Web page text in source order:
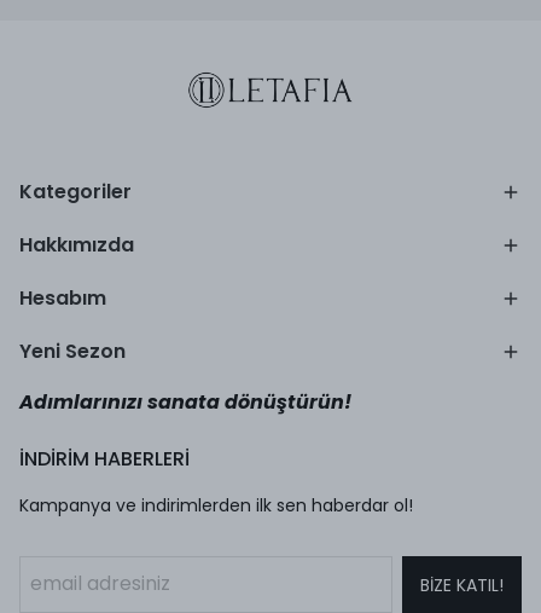
Kategoriler
Hakkımızda
Hesabım
Yeni Sezon
Adımlarınızı sanata dönüştürün!
İNDİRİM HABERLERİ
Kampanya ve indirimlerden ilk sen haberdar ol!
BİZE KATIL!